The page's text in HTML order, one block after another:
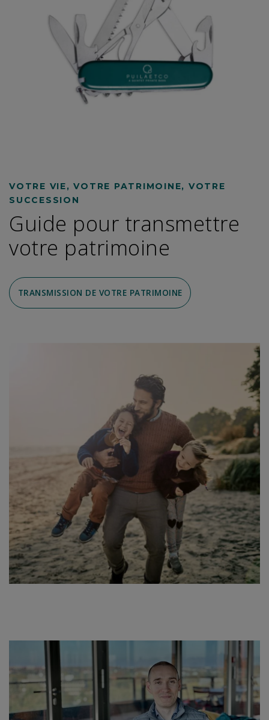
VOTRE VIE, VOTRE PATRIMOINE, VOTRE
SUCCESSION
Guide pour transmettre
votre patrimoine
TRANSMISSION DE VOTRE PATRIMOINE